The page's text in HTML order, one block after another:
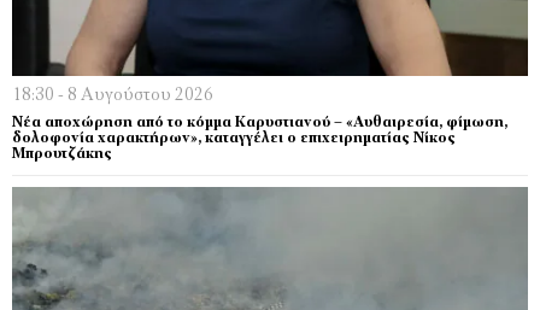
18:30 - 8 Αυγούστου 2026
Νέα αποχώρηση από το κόμμα Καρυστιανού – «Αυθαιρεσία, φίμωση,
δολοφονία χαρακτήρων», καταγγέλει ο επιχειρηματίας Νίκος
Μπρουτζάκης